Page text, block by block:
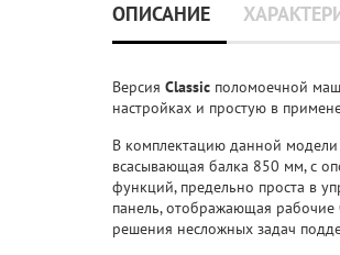
ОПИСАНИЕ
Версия Classic поломоечной
настройках и простую в
В комплектацию данной
всасывающая балка 850 мм, с
функций, предельно проста в
панель, отображающая рабочие
решения несложных задач